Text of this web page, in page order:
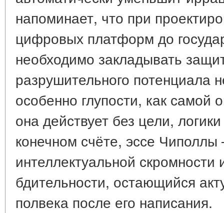
напоминает, что при
цифровых платформ до
необходимо закладывать
разрушительного потенциала
особенно глупости, как самой
она действует без цели,
конечном счёте, эссе
интеллектуальной скромности
бдительности, остающийся
полвека после его написания.